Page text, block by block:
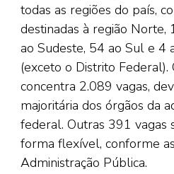
todas as regiões do país,
destinadas à região
ao Sudeste, 54 ao Sul e 4
(exceto o Distrito
concentra 2.089 vagas,
majoritária dos órgãos da
federal. Outras 391 vagas
forma flexível, conforme
Administração Pública.